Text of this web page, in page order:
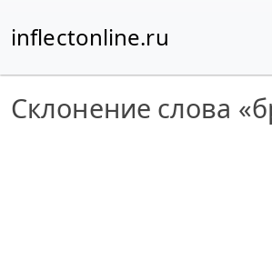
inflectonline.ru
Склонение слова